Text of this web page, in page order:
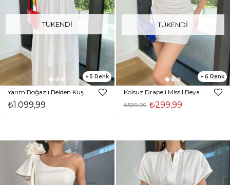
TÜKENDI
5
Yarım Boğazlı Belden Kuşaklı Tiara Beyaz Kadın Elbise 25Y353
₺1.099,99
TÜKENDI
6
Kolsuz Drapeli Missil Beyaz Kadın Mini Elbise 25Y146
₺299,99
₺599,99